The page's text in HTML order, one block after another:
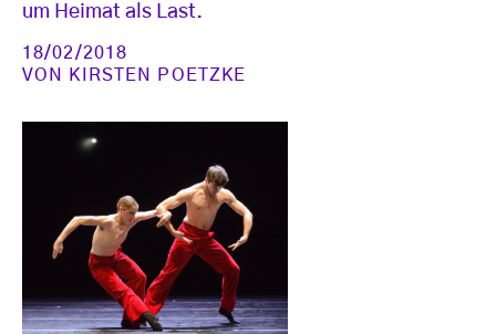
um Heimat als Last.
18/02/2018
VON
KIRSTEN POETZKE